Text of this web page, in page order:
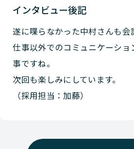
インタビュー後記
遂に喋らなかった中村さんも会
仕事以外でのコミュニケーショ
事ですね。
次回も楽しみにしています。
（採用担当：加藤）